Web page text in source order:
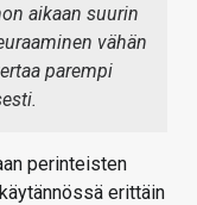
aikaan suurin
vähän
parempi
perinteisten
erittäin